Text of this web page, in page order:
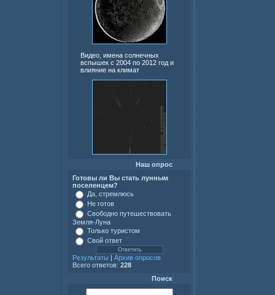
Видео, имена солнечных
вспышек с 2004 по 2012 год и
влияние на климат
Наш опрос
Готовы ли Вы стать лунным
поселенцем?
Да, стремлюсь
Не готов
Свободно путешествовать
Земля-Луна
Только туристом
Свой ответ
Результаты | Архив опросов
Всего ответов: 228
Поиск